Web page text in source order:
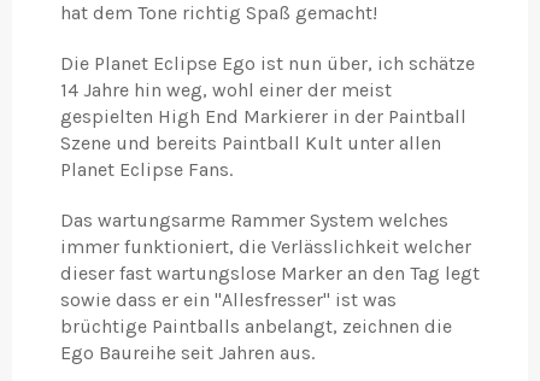
hat dem Tone richtig Spaß gemacht!
Die Planet Eclipse Ego ist nun über, ich schätze
14 Jahre hin weg, wohl einer der meist
gespielten High End Markierer in der Paintball
Szene und bereits Paintball Kult unter allen
Planet Eclipse Fans.
Das wartungsarme Rammer System welches
immer funktioniert, die Verlässlichkeit welcher
dieser fast wartungslose Marker an den Tag legt
sowie dass er ein "Allesfresser" ist was
brüchtige Paintballs anbelangt, zeichnen die
Ego Baureihe seit Jahren aus.